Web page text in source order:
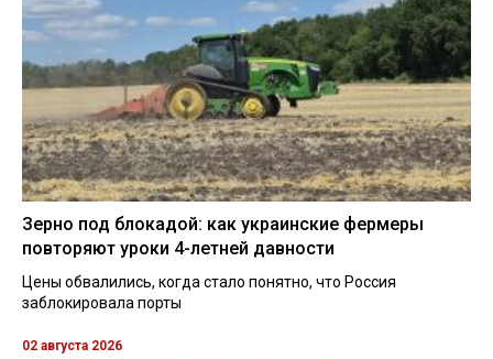
Зерно под блокадой: как украинские фермеры
повторяют уроки 4-летней давности
Цены обвалились, когда стало понятно, что Россия
заблокировала порты
02 августа 2026